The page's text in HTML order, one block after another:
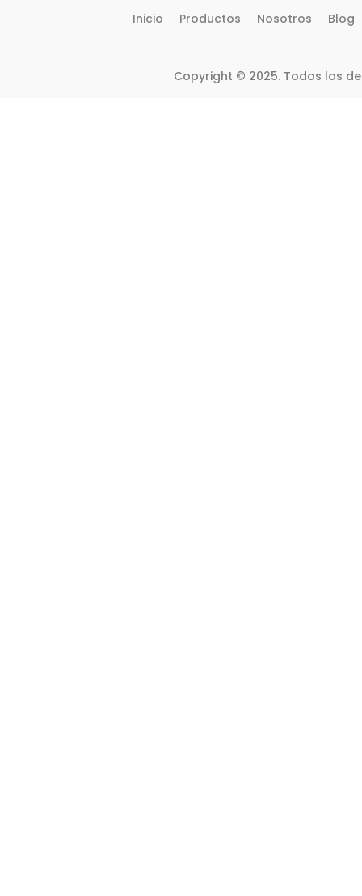
Inicio Productos Nosotros Blog
Copyright © 2025. Todos los